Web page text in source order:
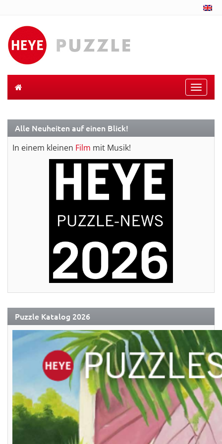
Toggle
Alle Neuheiten auf einen Blick!
In einem kleinen Film mit Musik!
Puzzle Katalog 2026